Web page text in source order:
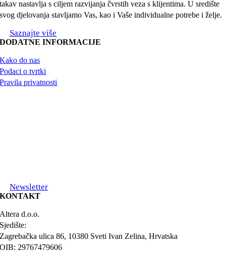
takav nastavlja s ciljem razvijanja čvrstih veza s klijentima. U središte
svog djelovanja stavljamo Vas, kao i Vaše individualne potrebe i želje.
Saznajte više
DODATNE INFORMACIJE
Kako do nas
Podaci o tvrtki
Pravila privatnosti
Newsletter
KONTAKT
Altera d.o.o.
Sjedište:
Zagrebačka ulica 86, 10380 Sveti Ivan Zelina, Hrvatska
OIB: 29767479606